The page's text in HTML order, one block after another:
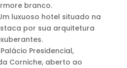
branco.
luxuoso hotel situado na
por sua arquitetura
Presidencial,
Corniche, aberto ao